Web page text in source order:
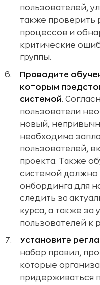
пользователей,
также проверить
процессов и
критические
группы.
Проводите
которым
системой.
пользователи
новый,
необходимо
пользователей,
проекта. Также
системой должно
онбординга для
следить за
курса, а также за
пользователей к
Установите
набор правил,
которые
придерживаться